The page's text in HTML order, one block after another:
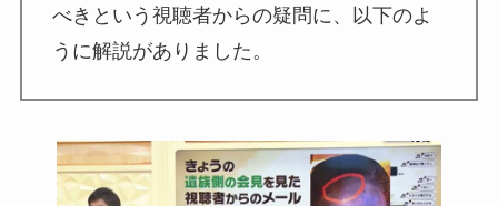
べきという視聴者からの疑問に、以下のよ
うに解説がありました。